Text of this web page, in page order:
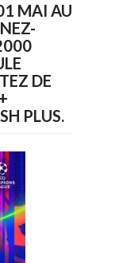
MAI AU
DE
PLUS.